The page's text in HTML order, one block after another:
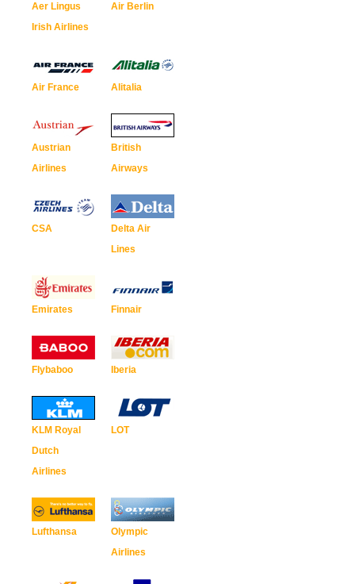
Aer Lingus
Irish Airlines
Air Berlin
Air France Alitalia
Austrian
Airlines
British
Airways
CSA
Delta Air
Lines
Emirates Finnair
Flybaboo Iberia
KLM Royal
Dutch
Airlines
LOT
Lufthansa
Olympic
Airlines